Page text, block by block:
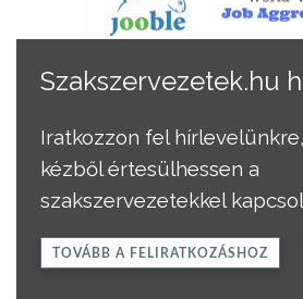
Szakszervezetek.hu
Iratkozzon fel
kézből értesülhessen a
szakszervezetekkel
TOVÁBB A FELIRATKOZÁSHOZ